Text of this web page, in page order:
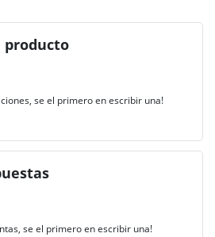
producto
se el primero en escribir una!
se el primero en escribir una!